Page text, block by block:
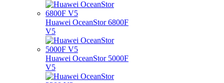
Huawei OceanStor 6800F
V5
Huawei OceanStor 5000F
V5